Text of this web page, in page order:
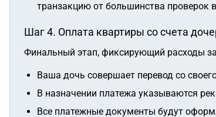
транзакцию от большинства
Шаг 4. Оплата квартиры со счета
Финальный этап, фиксирующий расходы
Ваша дочь совершает перевод со
В назначении платежа указываются
Все платежные документы будут